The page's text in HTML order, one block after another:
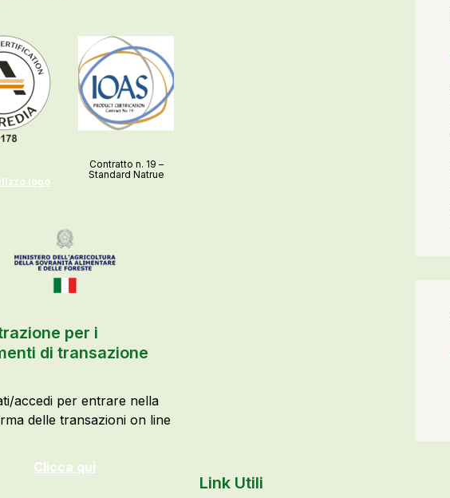
logo
Contratto n. 19 –
Standard Natrue
per i
di transazione
accedi per entrare nella
delle transazioni on line
Clicca qui
Link Utili